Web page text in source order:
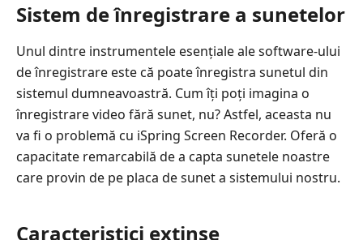
Sistem de înregistrare a sunetelor
Unul dintre instrumentele esențiale ale software-ului
de înregistrare este că poate înregistra sunetul din
sistemul dumneavoastră. Cum îți poți imagina o
înregistrare video fără sunet, nu? Astfel, aceasta nu
va fi o problemă cu iSpring Screen Recorder. Oferă o
capacitate remarcabilă de a capta sunetele noastre
care provin de pe placa de sunet a sistemului nostru.
Caracteristici extinse